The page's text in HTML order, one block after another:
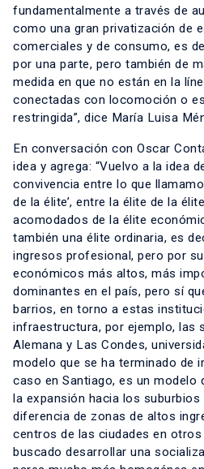
fundamentalmente a través de
como una gran privatización de
comerciales y de consumo, es
por una parte, pero también de
medida en que no están en la
conectadas con locomoción o
restringida”, dice María Luisa
En conversación con Oscar
idea y agrega: “Vuelvo a la idea
convivencia entre lo que
de la élite’, entre la élite de la
acomodados de la élite
también una élite ordinaria, es
ingresos profesional, pero por
económicos más altos, más
dominantes en el país, pero sí
barrios, en torno a estas
infraestructura, por ejemplo, las
Alemana y Las Condes,
modelo que se ha terminado de
caso en Santiago, es un modelo
la expansión hacia los suburbios
diferencia de zonas de altos
centros de las ciudades en
buscado desarrollar una